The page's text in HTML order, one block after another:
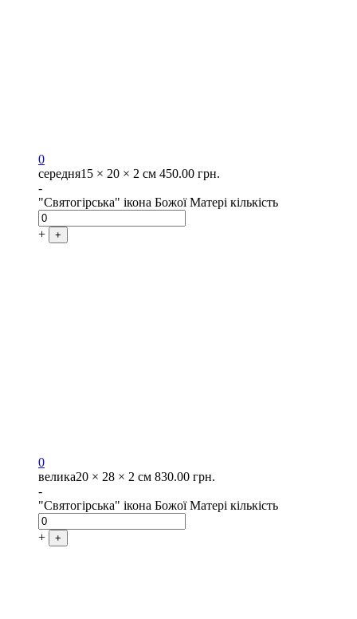
0
середня15 × 20 × 2 см 450.00 грн.
-
"Святогірська" ікона Божої Матері кількість
+ +
0
велика20 × 28 × 2 см 830.00 грн.
-
"Святогірська" ікона Божої Матері кількість
+ +